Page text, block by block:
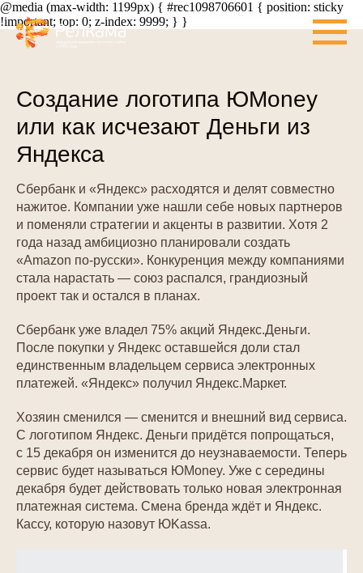
@media (max-width: 1199px) { #rec1098706601 { position: sticky
!important; top: 0; z-index: 9999; } }
Создание логотипа ЮMoney
или как исчезают Деньги из
Яндекса
Сбербанк и «Яндекс» расходятся и делят совместно
нажитое. Компании уже нашли себе новых партнеров
и поменяли стратегии и акценты в развитии. Хотя 2
года назад амбициозно планировали создать
«Amazon по-русски». Конкуренция между компаниями
стала нарастать — союз распался, грандиозный
проект так и остался в планах.
Сбербанк уже владел 75% акций Яндекс.Деньги.
После покупки у Яндекс оставшейся доли стал
единственным владельцем сервиса электронных
платежей. «Яндекс» получил Яндекс.Маркет.
Хозяин сменился — сменится и внешний вид сервиса.
С логотипом Яндекс. Деньги придётся попрощаться,
с 15 декабря он изменится до неузнаваемости. Теперь
сервис будет называться ЮMoney. Уже с середины
декабря будет действовать только новая электронная
платежная система. Смена бренда ждёт и Яндекс.
Кассу, которую назовут ЮKassa.